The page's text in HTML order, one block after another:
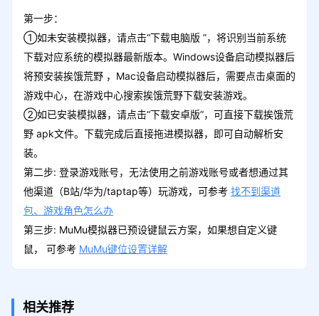
第一步：
①如未安装模拟器，请点击“下载电脑版 ”，将识别当前系统
下载对应系统的模拟器最新版本。Windows设备启动模拟器后
将预安装挨饿荒野 ，Mac设备启动模拟器后，需要点击桌面的
游戏中心，在游戏中心搜索挨饿荒野下载安装游戏。
②如已安装模拟器，请点击“下载安卓版”，可直接下载挨饿荒
野 apk文件。下载完成后直接拖进模拟器，即可自动解析安
装。
第二步: 登录游戏账号，无法使用之前游戏账号或者想通过其
他渠道（B站/华为/taptap等）玩游戏，可参考 找不到渠道
包、游戏角色怎么办
第三步: MuMu模拟器已预设键鼠云方案，如果想自定义键
鼠， 可参考 MuMu键位设置详解
相关推荐